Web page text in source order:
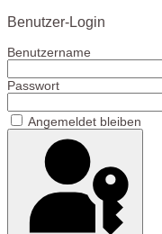
Benutzer-Login
Benutzername
Passwort
Angemeldet bleiben